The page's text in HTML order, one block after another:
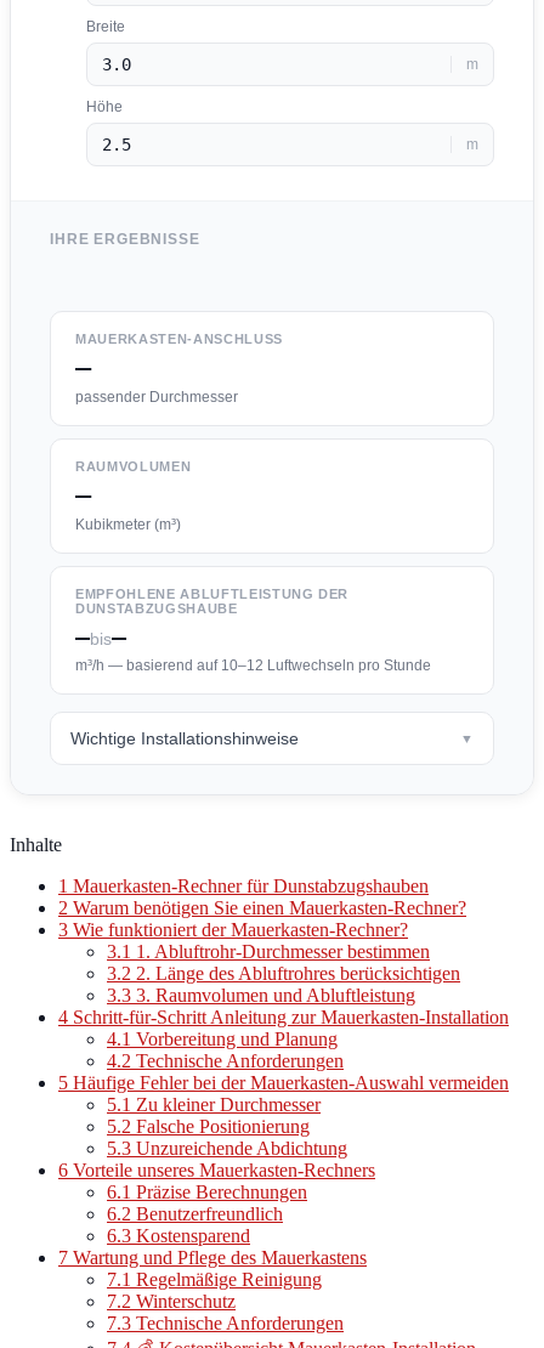
Breite
m
Höhe
m
IHRE ERGEBNISSE
MAUERKASTEN-ANSCHLUSS
—
passender Durchmesser
RAUMVOLUMEN
—
Kubikmeter (m³)
EMPFOHLENE ABLUFTLEISTUNG DER
DUNSTABZUGSHAUBE
—bis—
m³/h — basierend auf 10–12 Luftwechseln pro Stunde
Wichtige Installationshinweise ▼
Inhalte
1 Mauerkasten-Rechner für Dunstabzugshauben
2 Warum benötigen Sie einen Mauerkasten-Rechner?
3 Wie funktioniert der Mauerkasten-Rechner?
3.1 1. Abluftrohr-Durchmesser bestimmen
3.2 2. Länge des Abluftrohres berücksichtigen
3.3 3. Raumvolumen und Abluftleistung
4 Schritt-für-Schritt Anleitung zur Mauerkasten-Installation
4.1 Vorbereitung und Planung
4.2 Technische Anforderungen
5 Häufige Fehler bei der Mauerkasten-Auswahl vermeiden
5.1 Zu kleiner Durchmesser
5.2 Falsche Positionierung
5.3 Unzureichende Abdichtung
6 Vorteile unseres Mauerkasten-Rechners
6.1 Präzise Berechnungen
6.2 Benutzerfreundlich
6.3 Kostensparend
7 Wartung und Pflege des Mauerkastens
7.1 Regelmäßige Reinigung
7.2 Winterschutz
7.3 Technische Anforderungen